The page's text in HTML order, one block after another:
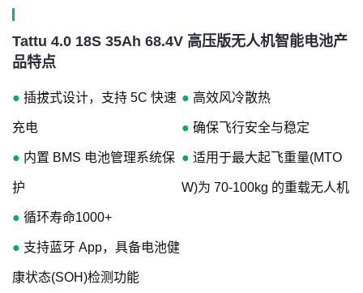
Tattu 4.0 18S 35Ah 68.4V 高压版无人机智能电池产
品特点
● 插拔式设计，支持 5C 快速
充电
● 内置 BMS 电池管理系统保
护
● 循环寿命1000+
● 支持蓝牙 App，具备电池健
康状态(SOH)检测功能
● 高效风冷散热
● 确保飞行安全与稳定
● 适用于最大起飞重量(MTO
W)为 70-100kg 的重载无人机